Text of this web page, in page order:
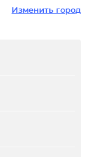
Изменить город